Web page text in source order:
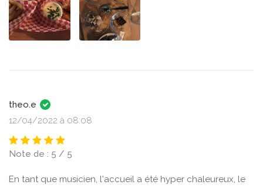
theo.e
12/04/2022 à 08:08
Note de : 5 / 5
En tant que musicien, l'accueil a été hyper chaleureux, le